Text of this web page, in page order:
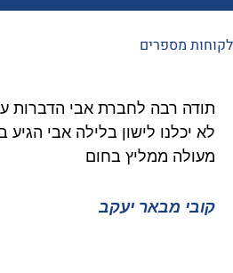
לחברת אבי הדברות על
לישון בלילה אבי הגיע בדק
ממליץ בחום
יעקב